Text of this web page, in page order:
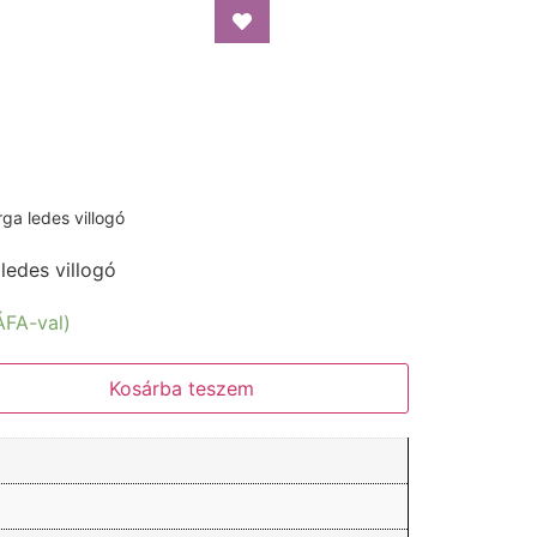
ledes villogó
villogó
val)
Kosárba teszem